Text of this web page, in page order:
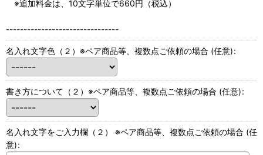
※追加料金は、10文字単位で660円（税込）
--------------------------------
名入れ文字色（２）※ペア商品等、複数点ご依頼の場合 (任意):
書き方について（２）※ペア商品等、複数点ご依頼の場合 (任意):
名入れ文字をご入力欄（２） ※ペア商品等、複数点ご依頼の場合 (任
意):